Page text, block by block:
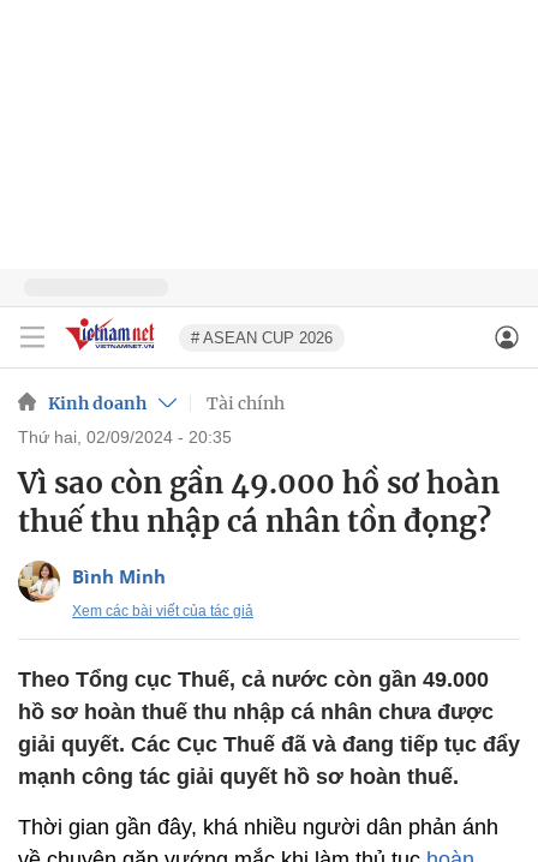
# ASEAN CUP 2026
Kinh doanh Tài chính
thứ hai, 02/09/2024 - 20:35
Vì sao còn gần 49.000 hồ sơ hoàn
thuế thu nhập cá nhân tồn đọng?
Bình Minh
Xem các bài viết của tác giả
Theo Tổng cục Thuế, cả nước còn gần 49.000
hồ sơ hoàn thuế thu nhập cá nhân chưa được
giải quyết. Các Cục Thuế đã và đang tiếp tục đẩy
mạnh công tác giải quyết hồ sơ hoàn thuế.
Thời gian gần đây, khá nhiều người dân phản ánh